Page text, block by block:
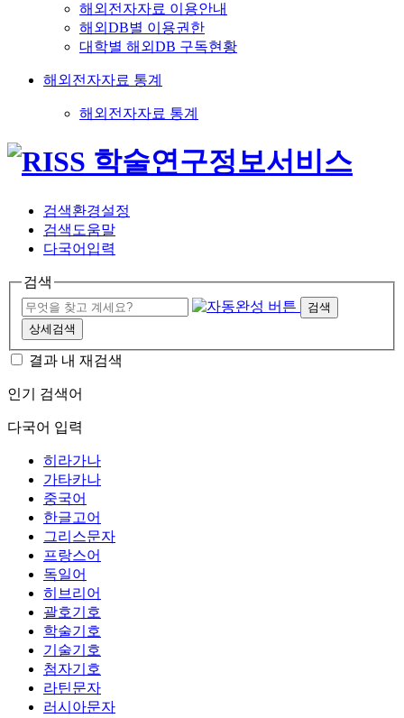
해외전자자료 이용안내
해외DB별 이용권한
대학별 해외DB 구독현황
해외전자자료 통계
해외전자자료 통계
검색환경설정
검색도움말
다국어입력
검색
검색
상세검색
결과 내 재검색
인기 검색어
다국어 입력
히라가나
가타카나
중국어
한글고어
그리스문자
프랑스어
독일어
히브리어
괄호기호
학술기호
기술기호
첨자기호
라틴문자
러시아문자